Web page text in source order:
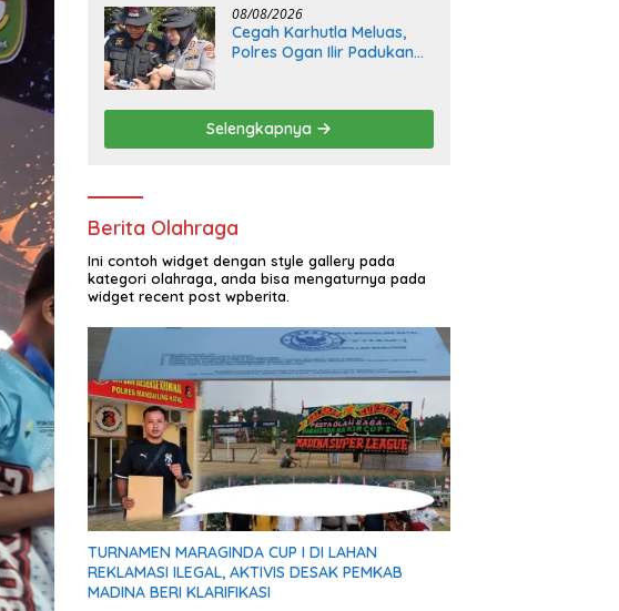
Mulya Putra Jika Tak
Jalankan Keputusan
08/08/2026
Cegah Karhutla Meluas,
Polres Ogan Ilir Padukan
Sumber Air
Selengkapnya
Berita Olahraga
Ini contoh widget dengan style gallery pada
kategori olahraga, anda bisa mengaturnya pada
widget recent post wpberita.
TURNAMEN MARAGINDA CUP I DI LAHAN
REKLAMASI ILEGAL, AKTIVIS DESAK PEMKAB
MADINA BERI KLARIFIKASI